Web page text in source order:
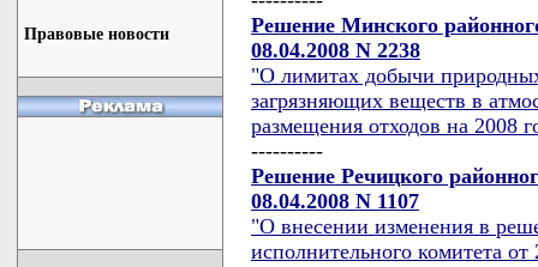
Правовые новости
Решение Минского
08.04.2008 N 2238
"О лимитах добычи
загрязняющих веществ в
размещения отходов на 2008
----------
Решение Речицкого
08.04.2008 N 1107
"О внесении изменения в
исполнительного комитета